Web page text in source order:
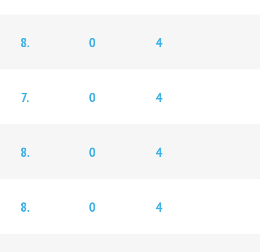
8. 0 4
7. 0 4
8. 0 4
8. 0 4